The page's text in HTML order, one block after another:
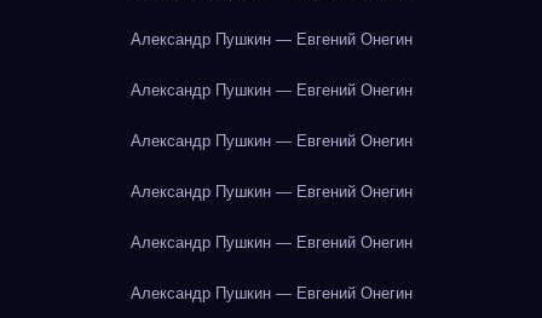
Александр Пушкин — Евгений Онегин
Александр Пушкин — Евгений Онегин
Александр Пушкин — Евгений Онегин
Александр Пушкин — Евгений Онегин
Александр Пушкин — Евгений Онегин
Александр Пушкин — Евгений Онегин